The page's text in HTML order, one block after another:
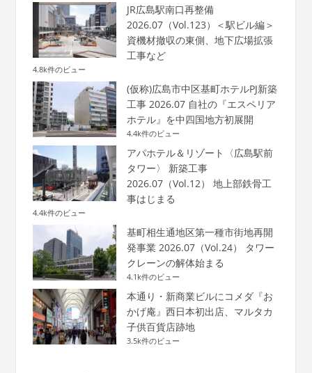
JR広島駅南口再整備
2026.07（Vol.123）＜駅ビル編＞
資機材撤収の東側、地下広場拡張
工事など
4.8k件のビュー
(仮称)広島市中区基町ホテルPJ新築
工事 2026.07 自社の『エスペリア
ホテル』を中四国地方初展開
4.4k件のビュー
アパホテル＆リゾート〈広島駅前
タワー〉 新築工事
2026.07（Vol.12） 地上部鉄骨工
事はじまる
4.4k件のビュー
基町相生通地区第一種市街地再開
発事業 2026.07（Vol.24） タワー
クレーンの解体始まる
4.1k件のビュー
本通り・新商業ビルにコメダ『お
かげ庵』西日本初出店、マルタカ
子供百貨店跡地
3.5k件のビュー